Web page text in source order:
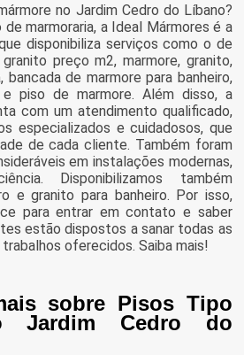
no Jardim Cedro do Líbano?
marmoraria, a Ideal Mármores é a
disponibiliza serviços como o de
preço m2, marmore, granito,
bancada de marmore para banheiro,
piso de marmore. Além disso, a
com um atendimento qualificado,
especializados e cuidadosos, que
de cada cliente. Também foram
em instalações modernas,
Disponibilizamos também
e granito para banheiro. Por isso,
para entrar em contato e saber
estão dispostos a sanar todas as
oferecidos. Saiba mais!
sobre Pisos Tipo
Jardim Cedro do